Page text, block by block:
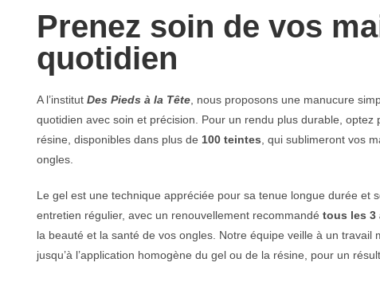
Prenez soin de vos
quotidien
A l’institut Des Pieds à la Tête, nous proposons une manucure
quotidien avec soin et précision. Pour un rendu plus durable, optez
résine, disponibles dans plus de 100 teintes , qui sublimeront vos
ongles.
Le gel est une technique appréciée pour sa tenue longue durée et
entretien régulier, avec un renouvellement recommandé tous les 3
la beauté et la santé de vos ongles. Notre équipe veille à un travail
jusqu’à l’application homogène du gel ou de la résine, pour un